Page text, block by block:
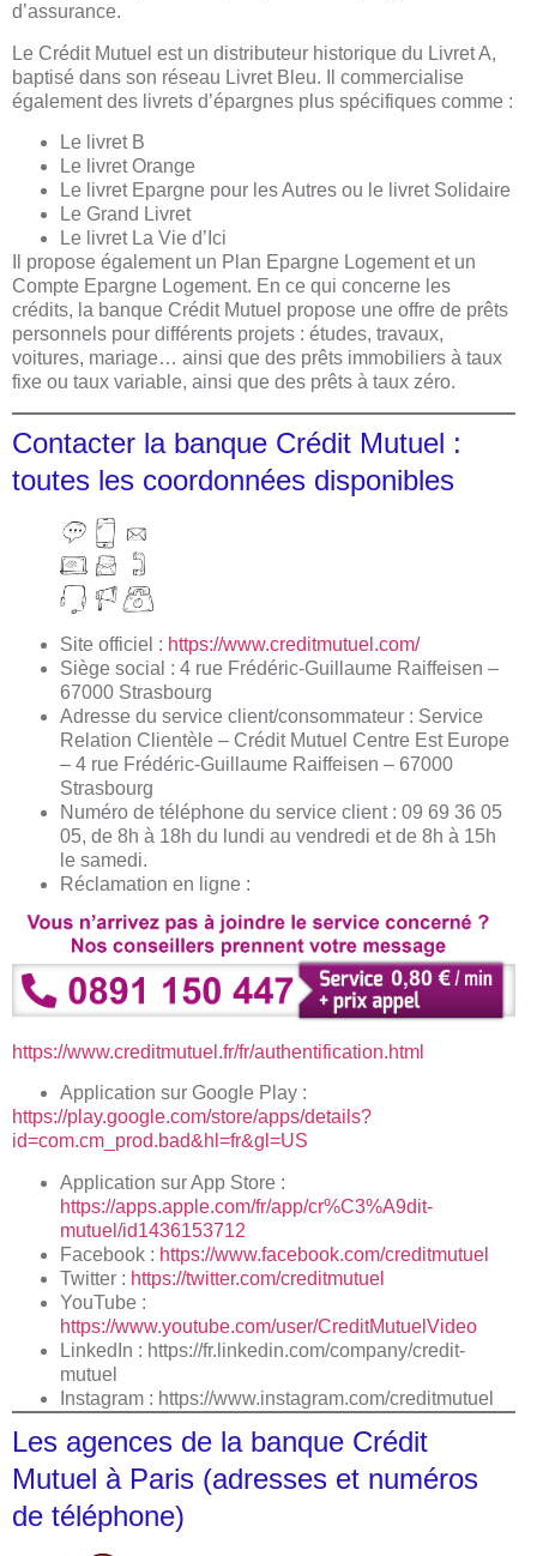
d’assurance.
Le Crédit Mutuel est un distributeur historique du Livret A,
baptisé dans son réseau Livret Bleu. Il commercialise
également des livrets d’épargnes plus spécifiques comme :
Le livret B
Le livret Orange
Le livret Epargne pour les Autres ou le livret Solidaire
Le Grand Livret
Le livret La Vie d’Ici
Il propose également un Plan Epargne Logement et un
Compte Epargne Logement. En ce qui concerne les
crédits, la banque Crédit Mutuel propose une offre de prêts
personnels pour différents projets : études, travaux,
voitures, mariage… ainsi que des prêts immobiliers à taux
fixe ou taux variable, ainsi que des prêts à taux zéro.
Contacter la banque Crédit Mutuel :
toutes les coordonnées disponibles
Site officiel : https://www.creditmutuel.com/
Siège social : 4 rue Frédéric-Guillaume Raiffeisen –
67000 Strasbourg
Adresse du service client/consommateur : Service
Relation Clientèle – Crédit Mutuel Centre Est Europe
– 4 rue Frédéric-Guillaume Raiffeisen – 67000
Strasbourg
Numéro de téléphone du service client : 09 69 36 05
05, de 8h à 18h du lundi au vendredi et de 8h à 15h
le samedi.
Réclamation en ligne :
https://www.creditmutuel.fr/fr/authentification.html
Application sur Google Play :
https://play.google.com/store/apps/details?
id=com.cm_prod.bad&hl=fr&gl=US
Application sur App Store :
https://apps.apple.com/fr/app/cr%C3%A9dit-
mutuel/id1436153712
Facebook : https://www.facebook.com/creditmutuel
Twitter : https://twitter.com/creditmutuel
YouTube :
https://www.youtube.com/user/CreditMutuelVideo
LinkedIn : https://fr.linkedin.com/company/credit-
mutuel
Instagram : https://www.instagram.com/creditmutuel
Les agences de la banque Crédit
Mutuel à Paris (adresses et numéros
de téléphone)